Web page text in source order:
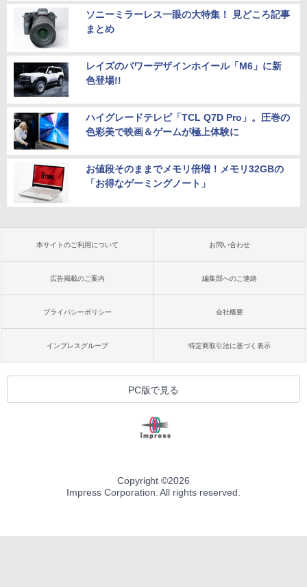
ソニーミラーレス一眼の大特集！ 見どころ記事
まとめ
レイズのパワーデザインホイール「M6」に新
色登場!!
ハイグレードテレビ「TCL Q7D Pro」。圧巻の
色彩美で映画＆ゲームが極上体験に
お値段そのままでメモリ倍増！メモリ32GBの
「お得なゲーミングノート」
本サイトのご利用について お問い合わせ
広告掲載のご案内 編集部へのご連絡
プライバシーポリシー 会社概要
インプレスグループ 特定商取引法に基づく表示
PC版で見る
Copyright ©2026
Impress Corporation. All rights reserved.